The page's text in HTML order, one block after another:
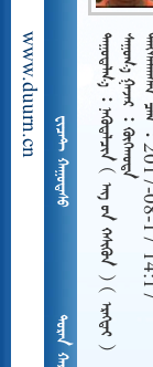
www.duurn.cn
 
 
    
  
   